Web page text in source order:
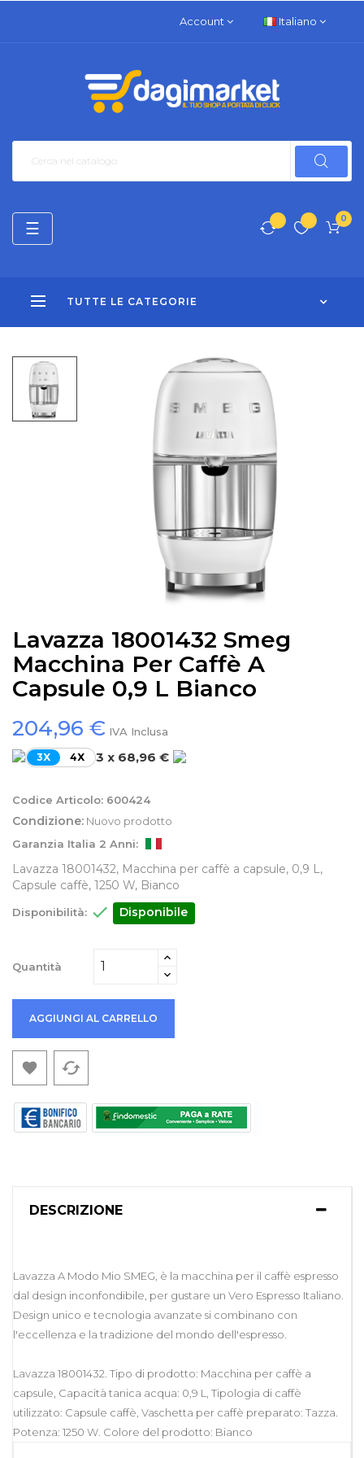
Account Italiano
0
TUTTE LE CATEGORIE
navigazione
Toggle
☰
Lavazza 18001432 Smeg
Macchina Per Caffè A
Capsule 0,9 L Bianco
204,96 € IVA Inclusa
3X 4X 3 x 68,96 €
Codice Articolo: 600424
Condizione: Nuovo prodotto
Garanzia Italia 2 Anni:
Lavazza 18001432, Macchina per caffè a capsule, 0,9 L,
Capsule caffè, 1250 W, Bianco
Disponibilità:  Disponibile
Quantità
AGGIUNGI AL CARRELLO
 cached
DESCRIZIONE
Lavazza A Modo Mio SMEG, è la macchina per il caffè espresso
dal design inconfondibile, per gustare un Vero Espresso Italiano.
Design unico e tecnologia avanzate si combinano con
l'eccellenza e la tradizione del mondo dell'espresso.
Lavazza 18001432. Tipo di prodotto: Macchina per caffè a
capsule, Capacità tanica acqua: 0,9 L, Tipologia di caffè
utilizzato: Capsule caffè, Vaschetta per caffè preparato: Tazza.
Potenza: 1250 W. Colore del prodotto: Bianco